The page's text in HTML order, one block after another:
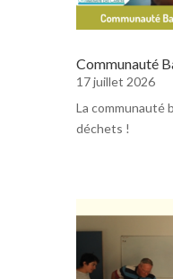
Communauté
17 juillet 2026
La communauté
déchets !